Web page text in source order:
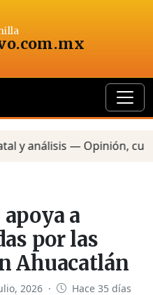
.com.mx
y análisis — Opinión,
a
por las
Ahuacatlán
2026 · Hace 35 días